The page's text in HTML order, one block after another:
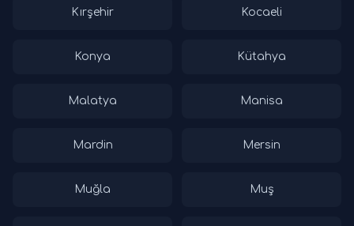
Kırşehir Kocaeli
Konya Kütahya
Malatya Manisa
Mardin Mersin
Muğla Muş